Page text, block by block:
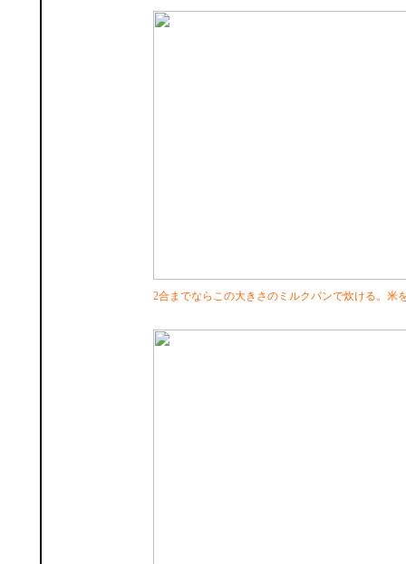
2合までならこの大きさのミルクパンで炊ける。米